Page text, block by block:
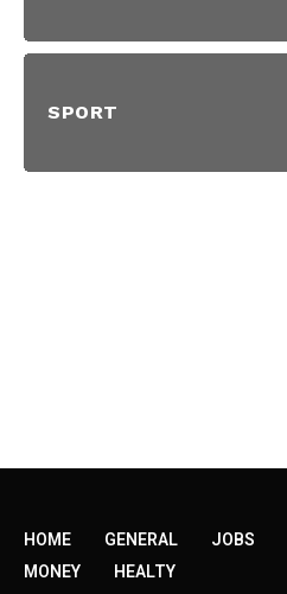
SPORT
HOME GENERAL JOBS
MONEY
HEALTY